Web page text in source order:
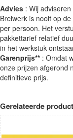
Advies : Wij
Breiwerk is nooit op
per persoon. Het
pakkettarief relatief
in het werkstuk
Garenprijs** : Omdat
onze prijzen afgerond
definitieve prijs.
Gerelateerde